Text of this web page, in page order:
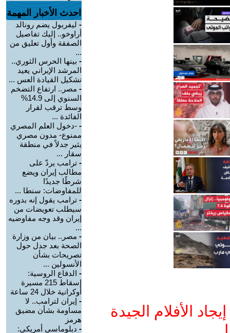
الأفلام الجيدة
احدث الأخبار المهمة
- ليفربول يضم رونالد
أراوخو.. إليك تفاصيل
الصفقة وأول تعليق من
...
- بينها الحرس الثوري..
المرشد الإيراني يعيد
تشكيل القيادة العس ...
- مصر.. ارتفاع التضخم
السنوي إلى 14.9%
وسط ترقب لقرار
الفائدة ...
- -دخول العلم المصري
ممنوع- مدون مصري
يثير جدلاً في منطقة
سقار ...
- ترامب يردّ على
مطالب إيران ويضع
شرطًا جديدًا
للمفاوضات: سنطا ...
- ترامب يقول إنه بدوره
سيطلب تعويضات من
إيران وقد وجه مفاوضيه
...
- مصر.. بيان من وزارة
الصحة بعد جدل حول
تصريحات بشأن
الأنسولين ...
- الدفاع الروسية:
إسقاط 215 مسيرة
أوكرانية خلال 24 ساعة
- إيران لترامب.. لا
مساومة بشأن مضيق
هرمز
- دبلوماسي أمريكي: